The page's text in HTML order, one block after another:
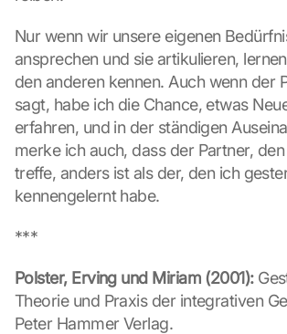
Nur wenn wir unsere eigenen
ansprechen und sie artikulieren,
den anderen kennen. Auch wenn der
sagt, habe ich die Chance, etwas
erfahren, und in der ständigen
merke ich auch, dass der Partner,
treffe, anders ist als der, den ich
kennengelernt habe.
***
Polster, Erving und Miriam (2001):
Theorie und Praxis der integrativen
Peter Hammer Verlag.
i
e
s
e
s
e
t
z
o
o
g
l